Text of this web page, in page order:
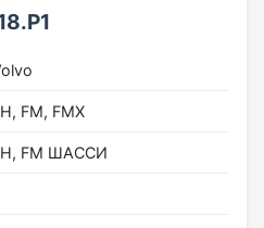
FM, FMX
FM ШАССИ